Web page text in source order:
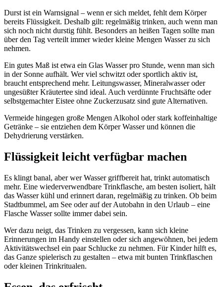
Durst ist ein Warnsignal – wenn er sich meldet, fehlt dem Körper
bereits Flüssigkeit. Deshalb gilt: regelmäßig trinken, auch wenn man
sich noch nicht durstig fühlt. Besonders an heißen Tagen sollte man
über den Tag verteilt immer wieder kleine Mengen Wasser zu sich
nehmen.
Ein gutes Maß ist etwa ein Glas Wasser pro Stunde, wenn man sich
in der Sonne aufhält. Wer viel schwitzt oder sportlich aktiv ist,
braucht entsprechend mehr. Leitungswasser, Mineralwasser oder
ungesüßter Kräutertee sind ideal. Auch verdünnte Fruchtsäfte oder
selbstgemachter Eistee ohne Zuckerzusatz sind gute Alternativen.
Vermeide hingegen große Mengen Alkohol oder stark koffeinhaltige
Getränke – sie entziehen dem Körper Wasser und können die
Dehydrierung verstärken.
Flüssigkeit leicht verfügbar machen
Es klingt banal, aber wer Wasser griffbereit hat, trinkt automatisch
mehr. Eine wiederverwendbare Trinkflasche, am besten isoliert, hält
das Wasser kühl und erinnert daran, regelmäßig zu trinken. Ob beim
Stadtbummel, am See oder auf der Autobahn in den Urlaub – eine
Flasche Wasser sollte immer dabei sein.
Wer dazu neigt, das Trinken zu vergessen, kann sich kleine
Erinnerungen im Handy einstellen oder sich angewöhnen, bei jedem
Aktivitätswechsel ein paar Schlucke zu nehmen. Für Kinder hilft es,
das Ganze spielerisch zu gestalten – etwa mit bunten Trinkflaschen
oder kleinen Trinkritualen.